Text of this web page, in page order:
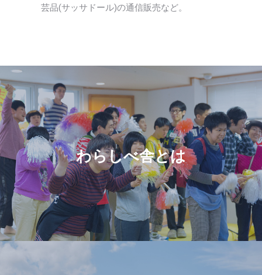
芸品(サッサドール)の通信販売など。
わらしべ舎とは